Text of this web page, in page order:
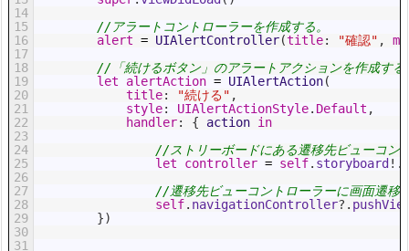
14
15
16
17
18
19
20
21
22
23
24
25
26
27
28
29
30
31
//アラートコントローラーを作成する。
alert = UIAlertController(title: "確認" ,
//「続けるボタン」のアラートアクションを作成する
let
alertAction = UIAlertAction(
title: "続ける" ,
style: UIAlertActionStyle. Default ,
handler: { action in
//ストリーボードにある遷移先ビューコン
let
controller = self. storyboard ! .
//遷移先ビューコントローラーに画面遷移
self. navigationController? .
})